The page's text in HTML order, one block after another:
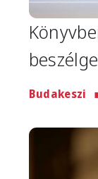
Budakeszi
Image